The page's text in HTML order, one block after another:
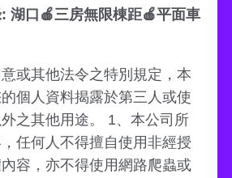
湖口🍎三房無限棟距🍎平面車
或其他法令之特別規定，本
個人資料揭露於第三人或使
之其他用途。 1、本公司所
任何人不得擅自使用非經授
容，亦不得使用網路爬蟲或